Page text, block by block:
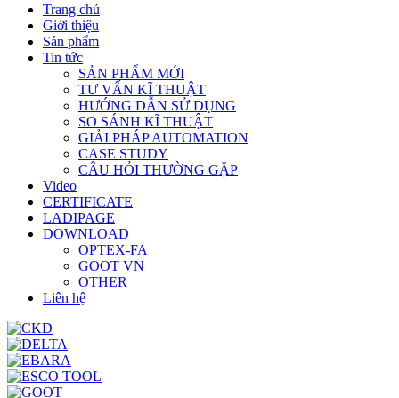
Trang chủ
Giới thiệu
Sản phẩm
Tin tức
SẢN PHẨM MỚI
TƯ VẤN KĨ THUẬT
HƯỚNG DẪN SỬ DỤNG
SO SÁNH KĨ THUẬT
GIẢI PHÁP AUTOMATION
CASE STUDY
CÂU HỎI THƯỜNG GẶP
Video
CERTIFICATE
LADIPAGE
DOWNLOAD
OPTEX-FA
GOOT VN
OTHER
Liên hệ